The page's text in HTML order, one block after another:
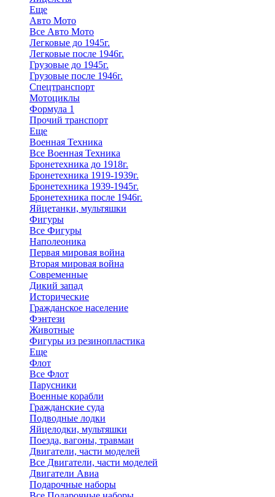
Еще
Авто Мото
Все Авто Мото
Легковые до 1945г.
Легковые после 1946г.
Грузовые до 1945г.
Грузовые после 1946г.
Спецтранспорт
Мотоциклы
Формула 1
Прочий транспорт
Еще
Военная Техника
Все Военная Техника
Бронетехника до 1918г.
Бронетехника 1919-1939г.
Бронетехника 1939-1945г.
Бронетехника после 1946г.
Яйцетанки, мультяшки
Фигуры
Все Фигуры
Наполеоника
Первая мировая война
Вторая мировая война
Современные
Дикий запад
Исторические
Гражданское население
Фэнтези
Животные
Фигуры из резинопластика
Еще
Флот
Все Флот
Парусники
Военные корабли
Гражданские суда
Подводные лодки
Яйцелодки, мультяшки
Поезда, вагоны, травмаи
Двигатели, части моделей
Все Двигатели, части моделей
Двигатели Авиа
Подарочные наборы